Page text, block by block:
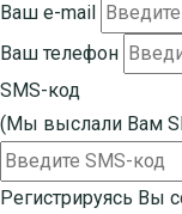
Ваш e-mail
Ваш телефон
SMS-код
(Мы выслали Вам
Регистрируясь Вы